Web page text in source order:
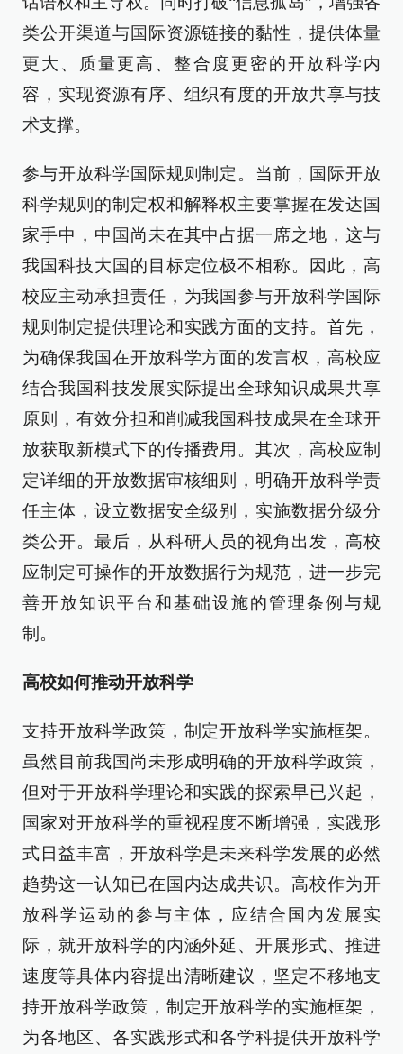
类公开渠道与国际资源链接的黏性，提供体量
更大、质量更高、整合度更密的开放科学内
容，实现资源有序、组织有度的开放共享与技
术支撑。
参与开放科学国际规则制定。当前，国际开放
科学规则的制定权和解释权主要掌握在发达国
家手中，中国尚未在其中占据一席之地，这与
我国科技大国的目标定位极不相称。因此，高
校应主动承担责任，为我国参与开放科学国际
规则制定提供理论和实践方面的支持。首先，
为确保我国在开放科学方面的发言权，高校应
结合我国科技发展实际提出全球知识成果共享
原则，有效分担和削减我国科技成果在全球开
放获取新模式下的传播费用。其次，高校应制
定详细的开放数据审核细则，明确开放科学责
任主体，设立数据安全级别，实施数据分级分
类公开。最后，从科研人员的视角出发，高校
应制定可操作的开放数据行为规范，进一步完
善开放知识平台和基础设施的管理条例与规
制。
高校如何推动开放科学
支持开放科学政策，制定开放科学实施框架。
虽然目前我国尚未形成明确的开放科学政策，
但对于开放科学理论和实践的探索早已兴起，
国家对开放科学的重视程度不断增强，实践形
式日益丰富，开放科学是未来科学发展的必然
趋势这一认知已在国内达成共识。高校作为开
放科学运动的参与主体，应结合国内发展实
际，就开放科学的内涵外延、开展形式、推进
速度等具体内容提出清晰建议，坚定不移地支
持开放科学政策，制定开放科学的实施框架，
为各地区、各实践形式和各学科提供开放科学